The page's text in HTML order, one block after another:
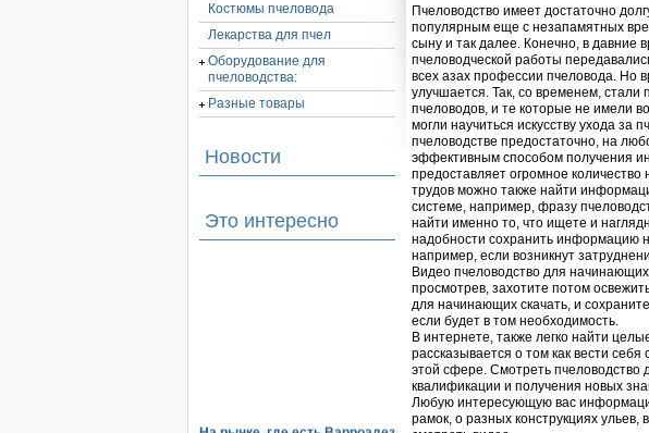
Костюмы пчеловода
Лекарства для пчел
Оборудование для
пчеловодства:
Разные товары
Новости
Это интересно
На рынке, где есть Варроадез
Пчеловодство имеет достаточно
популярным еще с незапамятных
сыну и так далее. Конечно, в давние
пчеловодческой работы
всех азах профессии пчеловода. Но
улучшается. Так, со временем, стали
пчеловодов, и те которые не имели
могли научиться искусству ухода за
пчеловодстве предостаточно, на
эффективным способом получения
предоставляет огромное
трудов можно также найти
системе, например, фразу
найти именно то, что ищете и
надобности сохранить информацию
например, если возникнут
Видео пчеловодство для
просмотрев, захотите потом
для начинающих скачать, и
если будет в том необходимость.
В интернете, также легко найти
рассказывается о том как вести
этой сфере. Смотреть
квалификации и получения новых
Любую интересующую вас
рамок, о разных конструкциях